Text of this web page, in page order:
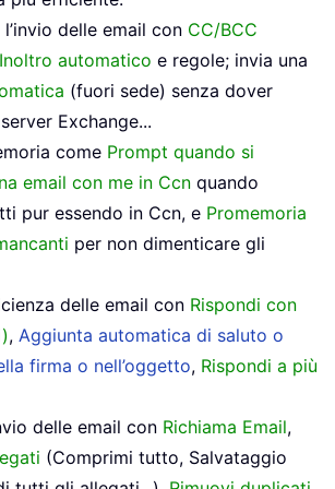
delle email con CC/BCC
Inoltro automatico e regole; invia una
(fuori sede) senza dover
Exchange...
come Prompt quando si
email con me in Ccn quando
pur essendo in Ccn, e Promemoria
per non dimenticare gli
delle email con Rispondi con
, Aggiunta automatica di saluto o
firma o nell’oggetto, Rispondi a più
delle email con Richiama Email,
(Comprimi tutto, Salvataggio